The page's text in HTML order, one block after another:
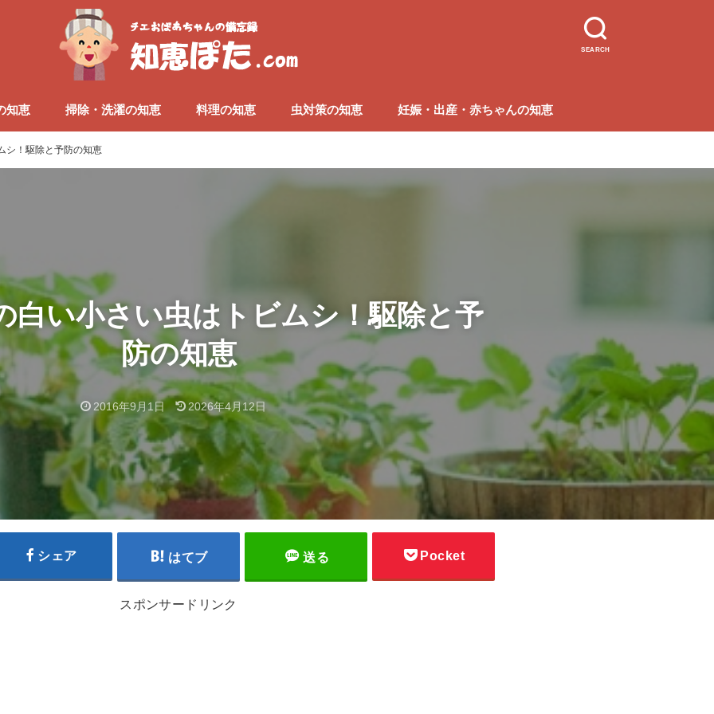
SEARCH
知恵 掃除・洗濯の知恵 料理の知恵 虫対策の知恵 妊娠・出産・赤ちゃんの知恵
シ！駆除と予防の知恵
白い小さい虫はトビムシ！駆除と予
防の知恵
2016年9月1日 2026年4月12日
シェア はてブ 送る Pocket
スポンサードリンク